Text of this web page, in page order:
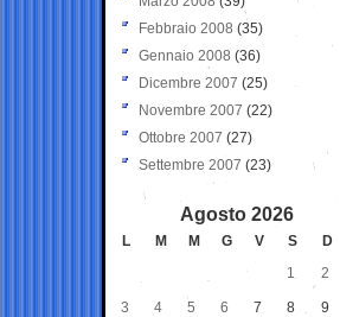
Febbraio 2008 (35)
Gennaio 2008 (36)
Dicembre 2007 (25)
Novembre 2007 (22)
Ottobre 2007 (27)
Settembre 2007 (23)
Agosto 2026
L M M G V S
D
1
2
3 4 5 6 7 8 9